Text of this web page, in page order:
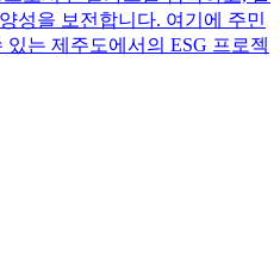
성을 보전합니다. 여기에 주민
는 제주도에서의 ESG 프로젝